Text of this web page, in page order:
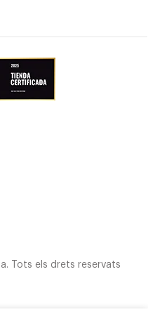
Tots els drets reservats